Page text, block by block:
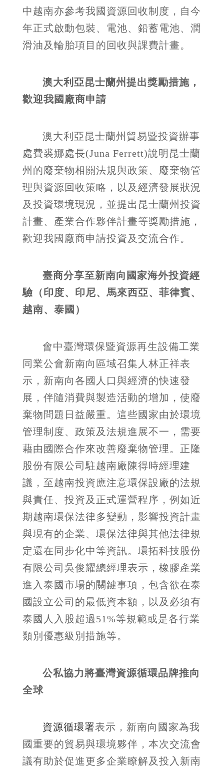
中越南亦參考我國資源回收制度，自今
年正式啟動包裝、電池、鉛蓄電池、潤
滑油及輪胎項目的回收與課費計畫。
澳大利亞昆士蘭州提出獎勵措施，
歡迎我國廠商申請
澳大利亞昆士蘭州貿易暨投資辦事
處費裘娜處長(Juna Ferrett)說明昆士蘭
州的廢棄物相關法規與政策、廢棄物管
理與資源回收策略，以及經濟發展狀況
及投資環境現況，並提出昆士蘭州投資
計畫、產業合作夥伴計畫等獎勵措施，
歡迎我國廠商申請投資及交流合作。
臺商分享至新南向國家海外投資經
驗（印度、印尼、馬來西亞、菲律賓、
越南、泰國）
會中臺灣環保暨資源再生設備工業
同業公會新南向區域召集人林正祥表
示，新南向各國人口與經濟的快速發
展，伴隨消費與製造活動的增加，使廢
棄物問題日益嚴重。這些國家由於環境
管理制度、政策及法規進展不一，需要
藉由國際合作來改善廢棄物管理。正隆
股份有限公司駐越南廠陳得時經理建
議，至越南投資應注意環保設廠的法規
與責任、投資及正式運營程序，例如近
期越南環保法律多變動，影響投資計畫
與現有的企業、環保法律與其他法律規
定還在同步化中等資訊。環拓科技股份
有限公司吳俊耀總經理表示，橡膠產業
進入泰國市場的關鍵事項，包含欲在泰
國設立公司的最低資本額，以及必須有
泰國人入股超過51%等規範或是各行業
類別優惠級別措施等。
公私協力將臺灣資源循環品牌推向
全球
資源循環署表示，新南向國家為我
國重要的貿易與環境夥伴，本次交流會
議有助於促進更多企業瞭解及投入新南